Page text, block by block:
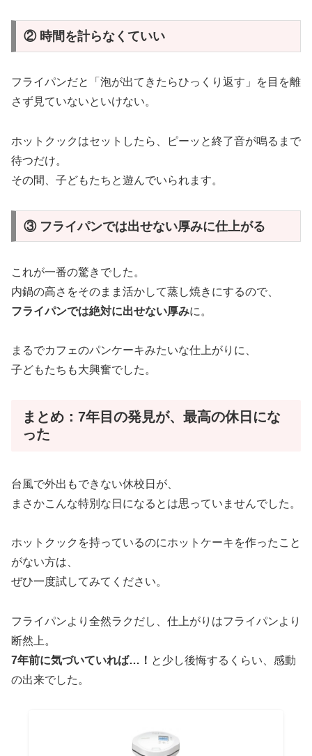
② 時間を計らなくていい
フライパンだと「泡が出てきたらひっくり返す」を目を離
さず見ていないといけない。
ホットクックはセットしたら、ピーッと終了音が鳴るまで
待つだけ。
その間、子どもたちと遊んでいられます。
③ フライパンでは出せない厚みに仕上がる
これが一番の驚きでした。
内鍋の高さをそのまま活かして蒸し焼きにするので、
フライパンでは絶対に出せない厚みに。
まるでカフェのパンケーキみたいな仕上がりに、
子どもたちも大興奮でした。
まとめ：7年目の発見が、最高の休日にな
った
台風で外出もできない休校日が、
まさかこんな特別な日になるとは思っていませんでした。
ホットクックを持っているのにホットケーキを作ったこと
がない方は、
ぜひ一度試してみてください。
フライパンより全然ラクだし、仕上がりはフライパンより
断然上。
7年前に気づいていれば…！ と少し後悔するくらい、感動
の出来でした。